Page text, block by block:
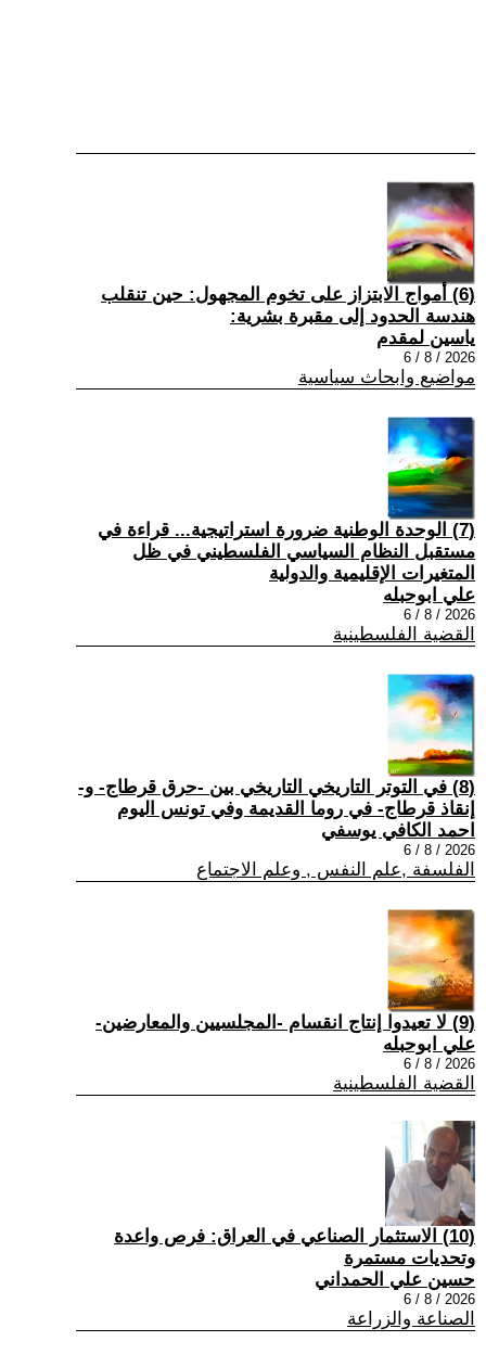
(6) أمواج الابتزاز على تخوم المجهول: حين تنقلب
هندسة الحدود إلى مقبرة بشرية:
ياسين لمقدم
2026 / 8 / 6
مواضيع وابحاث سياسية
(7) الوحدة الوطنية ضرورة استراتيجية... قراءة في
مستقبل النظام السياسي الفلسطيني في ظل
المتغيرات الإقليمية والدولية
علي ابوحبله
2026 / 8 / 6
القضية الفلسطينية
(8) في التوتر التاريخي التاريخي بين -حرق قرطاج- و-
إنقاذ قرطاج- في روما القديمة وفي تونس اليوم
احمد الكافي يوسفي
2026 / 8 / 6
الفلسفة ,علم النفس , وعلم الاجتماع
(9) لا تعيدوا إنتاج انقسام -المجلسيين والمعارضين-
علي ابوحبله
2026 / 8 / 6
القضية الفلسطينية
(10) الاستثمار الصناعي في العراق: فرص واعدة
وتحديات مستمرة
حسين علي الحمداني
2026 / 8 / 6
الصناعة والزراعة